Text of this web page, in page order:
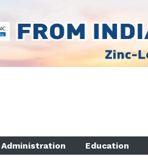
Administration Education